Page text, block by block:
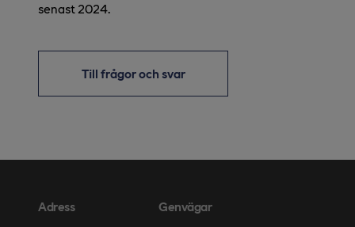
senast 2024.
Till frågor och svar
Adress Genvägar